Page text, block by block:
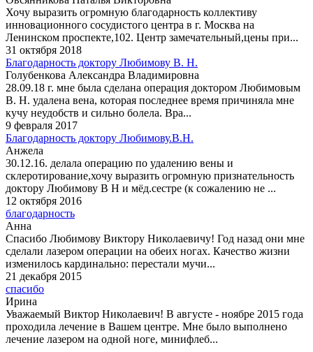
Хочу выразить огромную благодарность коллективу
инновационного сосудистого центра в г. Москва на
Ленинском проспекте,102. Центр замечательный,цены при...
31 октября 2018
Благодарность доктору Любимову В. Н.
Голубенкова Александра Владимировна
28.09.18 г. мне была сделана операция доктором Любимовым
В. Н. удалена вена, которая последнее время причиняла мне
кучу неудобств и сильно болела. Вра...
9 февраля 2017
Благодарность доктору Любимову.В.Н.
Анжела
30.12.16. делала операцию по удалению вены и
склеротирование,хочу выразить огромную признательность
доктору Любимову В Н и мёд.сестре (к сожалению не ...
12 октября 2016
благодарность
Анна
Спасибо Любимову Виктору Николаевичу! Год назад они мне
сделали лазером операции на обеих ногах. Качество жизни
изменилось кардинально: перестали мучи...
21 декабря 2015
спасибо
Ирина
Уважаемый Виктор Николаевич! В августе - ноябре 2015 года
проходила лечение в Вашем центре. Мне было выполнено
лечение лазером на одной ноге, минифлеб...